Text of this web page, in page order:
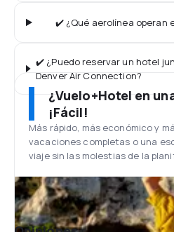
✔️ ¿Qué aerolínea operan
✔️ ¿Puedo reservar un hotel
Denver Air Connection?
¿Vuelo+Hotel en
¡Fácil!
Más rápido, más económico y
vacaciones completas o una
viaje sin las molestias de la